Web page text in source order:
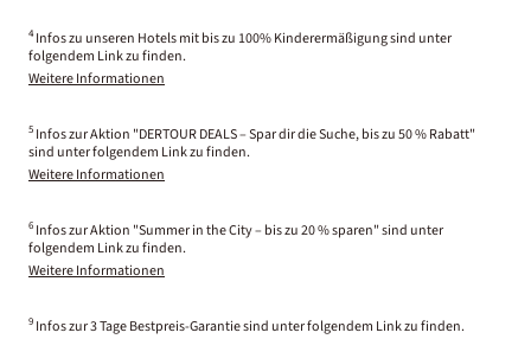
4 Infos zu unseren Hotels mit bis zu 100% Kinderermäßigung sind unter
folgendem Link zu finden.
Weitere Informationen
5 Infos zur Aktion "DERTOUR DEALS – Spar dir die Suche, bis zu 50 % Rabatt"
sind unter folgendem Link zu finden.
Weitere Informationen
6 Infos zur Aktion "Summer in the City – bis zu 20 % sparen" sind unter
folgendem Link zu finden.
Weitere Informationen
9 Infos zur 3 Tage Bestpreis-Garantie sind unter folgendem Link zu finden.